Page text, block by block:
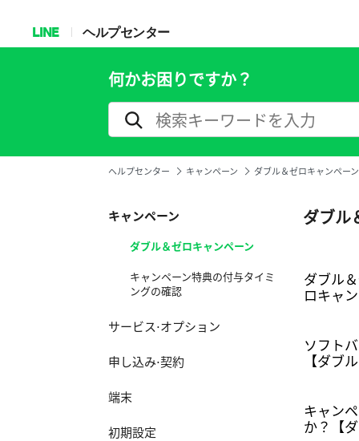
LINE ヘルプセンター
何かお困りですか？
ヘルプセンター キャンペーン ダブル＆ゼロキャンペーン
キャンペーン
ダブル＆ゼロキャンペーン
キャンペーン特典の付与タイミ
ングの確認
サービス⋅オプション
申し込み⋅契約
端末
初期設定
ダブル
ダブル
ロキャ
ソフト
【ダブ
キャン
か？【